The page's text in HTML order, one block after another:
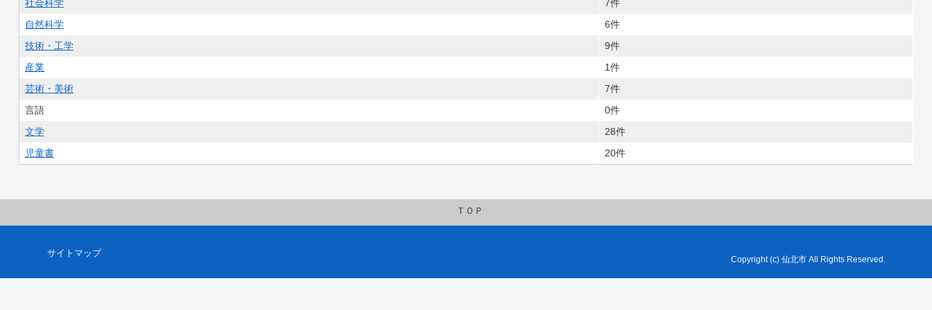
社会科学
7件
自然科学
6件
技術・工学
9件
産業
1件
芸術・美術
7件
言語
0件
文学
28件
児童書
20件
ＴＯＰ
サイトマップ
Copyright (c) 仙北市 All Rights Reserved.